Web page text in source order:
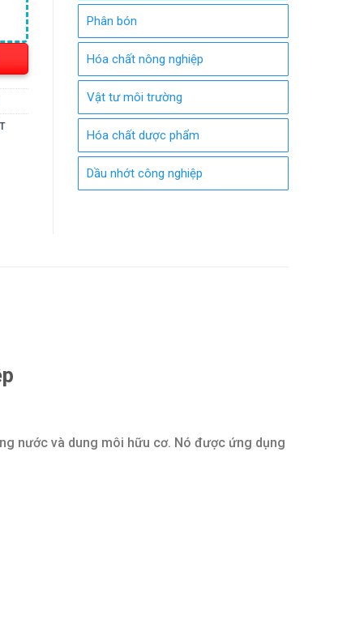
Phân bón
Hóa chất nông nghiệp
Vật tư môi trường
Hóa chất dược phẩm
Dầu nhớt công nghiệp
nước và dung môi hữu cơ. Nó được ứng dụng